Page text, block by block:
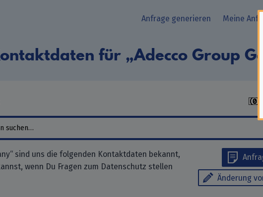
Anfrage generieren Meine
für „Adecco Group
Änderung
sind uns die folgenden Kontaktdaten bekannt,
wenn Du Fragen zum Datenschutz stellen